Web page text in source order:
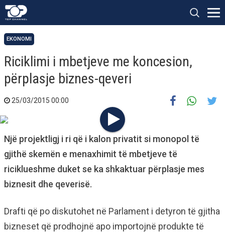
EKONOMI
Riciklimi i mbetjeve me koncesion,
përplasje biznes-qeveri
25/03/2015 00:00
Një projektligj i ri që i kalon privatit si monopol të
gjithë skemën e menaxhimit të mbetjeve të
riciklueshme duket se ka shkaktuar përplasje mes
biznesit dhe qeverisë.
Drafti që po diskutohet në Parlament i detyron të gjitha
bizneset që prodhojnë apo importojnë produkte të